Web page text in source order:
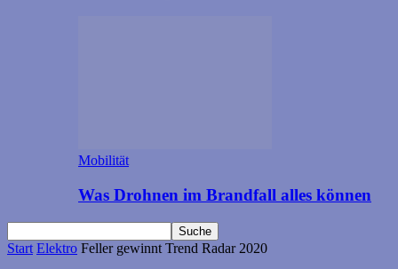
Mobilität
Was Drohnen im Brandfall alles können
Start Elektro Feller gewinnt Trend Radar 2020